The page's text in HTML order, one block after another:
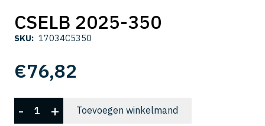
CSELB 2025-350
SKU: 17034C5350
€76,82
CSELB
2025-
- + Toevoegen winkelmand